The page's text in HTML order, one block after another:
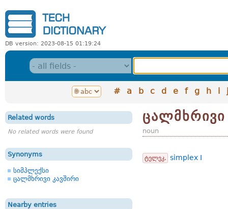
DB version: 2023-08-15 01:19:24
# a b c d e f g h i j
Related words
No related words were found
Synonyms
სიმპლექსი
ცალმხრივი კავშირი
Nearby entries
ცალმხრივი
noun
ტელეკ. simplex I